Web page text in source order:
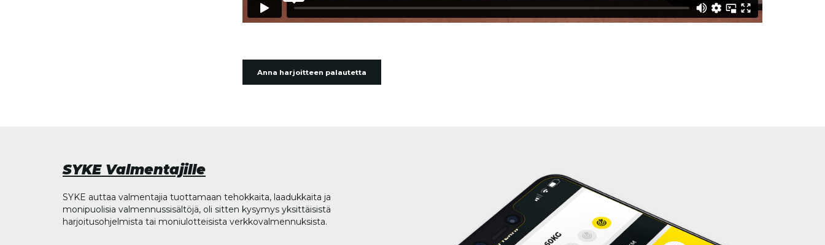
Anna harjoitteen palautetta
SYKE Valmentajille
SYKE auttaa valmentajia tuottamaan tehokkaita, laadukkaita ja
monipuolisia valmennussisältöjä, oli sitten kysymys yksittäisistä
harjoitusohjelmista tai moniulotteisista verkkovalmennuksista.